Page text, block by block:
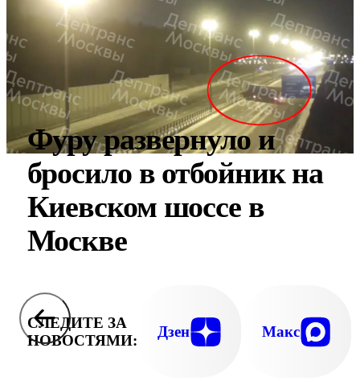
Фуру развернуло и
бросило в отбойник на
Киевском шоссе в
Москве
СЛЕДИТЕ ЗА
НОВОСТЯМИ:
Дзен Макс